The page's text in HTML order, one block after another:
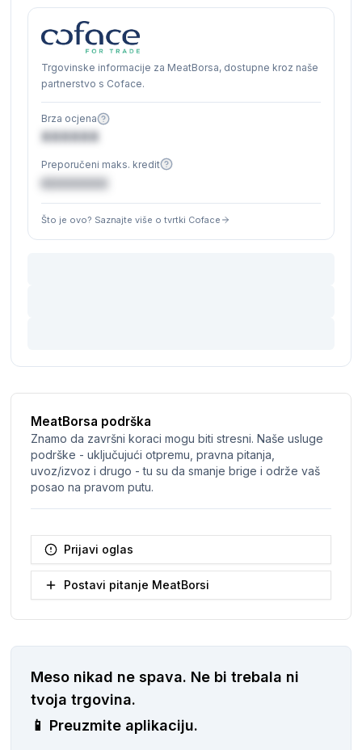
Trgovinske informacije za MeatBorsa, dostupne kroz naše
partnerstvo s Coface.
Brza ocjena
XXXXXX
Preporučeni maks. kredit
Što je ovo? Saznajte više o tvrtki Coface
MeatBorsa podrška
Znamo da završni koraci mogu biti stresni. Naše usluge
podrške - uključujući otpremu, pravna pitanja,
uvoz/izvoz i drugo - tu su da smanje brige i održe vaš
posao na pravom putu.
Prijavi oglas
Postavi pitanje MeatBorsi
Meso nikad ne spava. Ne bi trebala ni
tvoja trgovina.
📱 Preuzmite aplikaciju.